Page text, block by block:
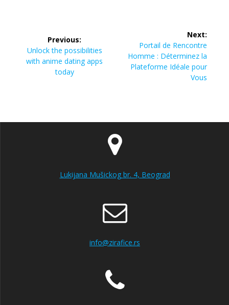
navigation
Previous:
Previous
post:
Unlock the possibilities
with anime dating apps
today
Next:
Next
post:
Portail de Rencontre
Homme : Déterminez la
Plateforme Idéale pour
Vous
Lukijana Mušickog br. 4, Beograd
info@zirafice.rs